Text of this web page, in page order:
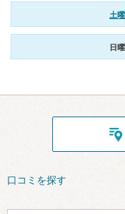
土
日
口コミを探す